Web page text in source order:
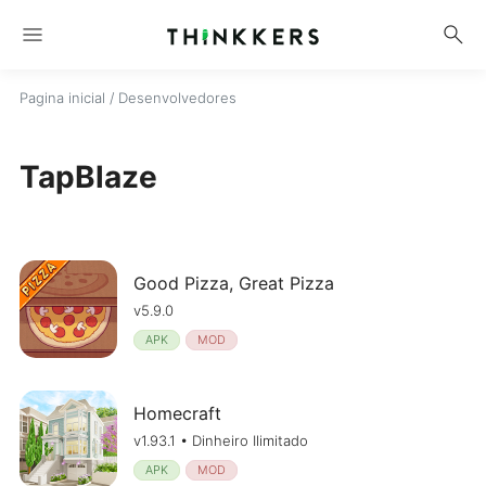
menu search
Pagina inicial / Desenvolvedores
TapBlaze
Good Pizza, Great Pizza
v5.9.0
APK MOD
Homecraft
v1.93.1 • Dinheiro Ilimitado
APK MOD